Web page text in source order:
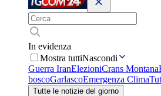
In evidenza
Mostra tuttiNascondi
Guerra IranElezioniCrans Montana
boscoGarlascoEmergenza Clima
Tutte le notizie del giorno